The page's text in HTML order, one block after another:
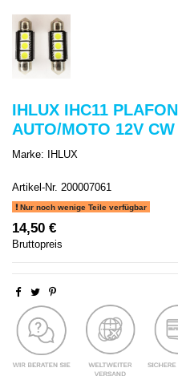
IHLUX IHC11
AUTO/MOTO 12V CW
Marke: IHLUX
Artikel-Nr. 200007061
Nur noch wenige Teile verfügbar
14,50 €
Bruttopreis